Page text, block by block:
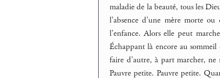
maladie de la beauté, tous les
l’absence d’une mère morte
l’enfance. Alors elle peut
Échappant là encore au
faire d’autre, à part marcher, ne
Pauvre petite. Pauvre petite.